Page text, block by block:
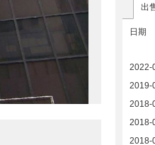
出
日期
2022-
2019-
2018-
2018-
2018-